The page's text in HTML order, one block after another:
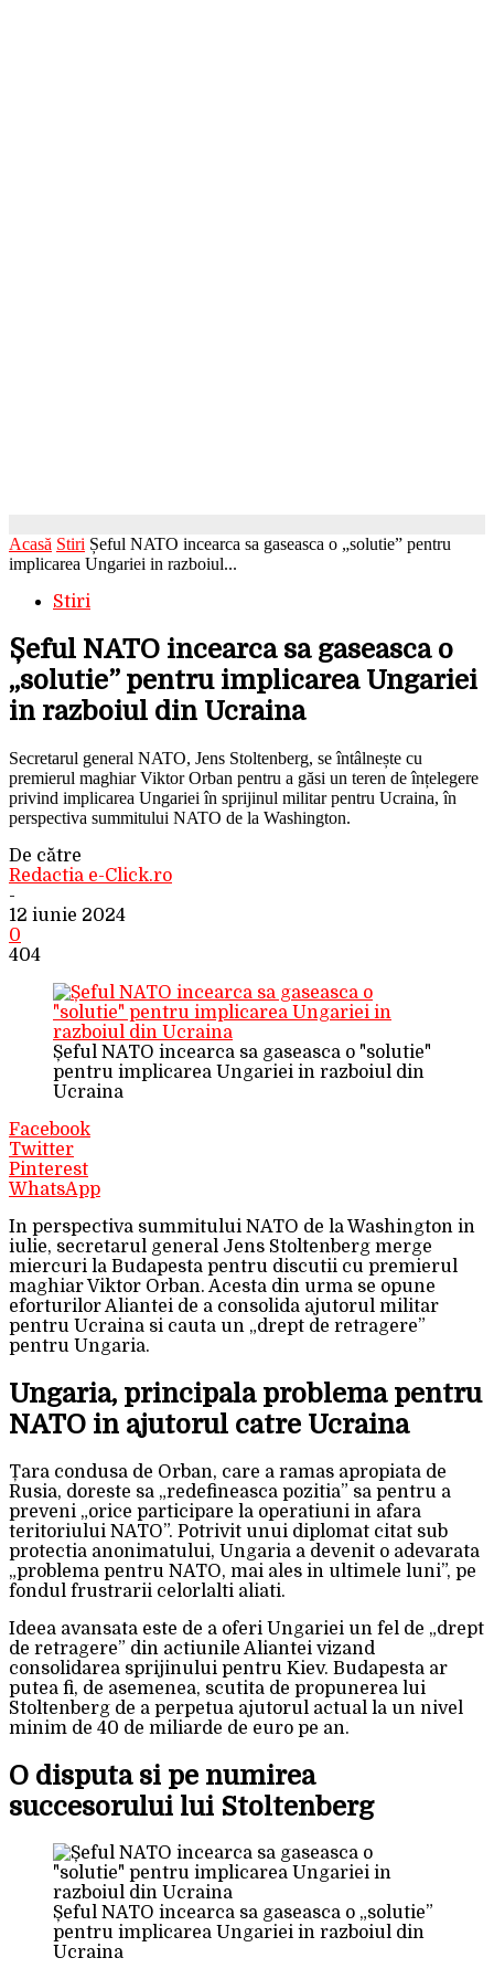
Acasă Stiri Șeful NATO incearca sa gaseasca o „solutie” pentru
implicarea Ungariei in razboiul...
Stiri
Șeful NATO incearca sa gaseasca o
„solutie” pentru implicarea Ungariei
in razboiul din Ucraina
Secretarul general NATO, Jens Stoltenberg, se întâlnește cu
premierul maghiar Viktor Orban pentru a găsi un teren de înțelegere
privind implicarea Ungariei în sprijinul militar pentru Ucraina, în
perspectiva summitului NATO de la Washington.
De către
Redactia e-Click.ro
-
12 iunie 2024
0
404
Șeful NATO incearca sa gaseasca o "solutie"
pentru implicarea Ungariei in razboiul din
Ucraina
Facebook
Twitter
Pinterest
WhatsApp
In perspectiva summitului NATO de la Washington in
iulie, secretarul general Jens Stoltenberg merge
miercuri la Budapesta pentru discutii cu premierul
maghiar Viktor Orban. Acesta din urma se opune
eforturilor Aliantei de a consolida ajutorul militar
pentru Ucraina si cauta un „drept de retragere”
pentru Ungaria.
Ungaria, principala problema pentru
NATO in ajutorul catre Ucraina
Țara condusa de Orban, care a ramas apropiata de
Rusia, doreste sa „redefineasca pozitia” sa pentru a
preveni „orice participare la operatiuni in afara
teritoriului NATO”. Potrivit unui diplomat citat sub
protectia anonimatului, Ungaria a devenit o adevarata
„problema pentru NATO, mai ales in ultimele luni”, pe
fondul frustrarii celorlalti aliati.
Ideea avansata este de a oferi Ungariei un fel de „drept
de retragere” din actiunile Aliantei vizand
consolidarea sprijinului pentru Kiev. Budapesta ar
putea fi, de asemenea, scutita de propunerea lui
Stoltenberg de a perpetua ajutorul actual la un nivel
minim de 40 de miliarde de euro pe an.
O disputa si pe numirea
succesorului lui Stoltenberg
Șeful NATO incearca sa gaseasca o „solutie”
pentru implicarea Ungariei in razboiul din
Ucraina